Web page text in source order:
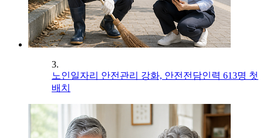
3.
노인일자리 안전관리 강화, 안전전담인력 613명 첫
배치